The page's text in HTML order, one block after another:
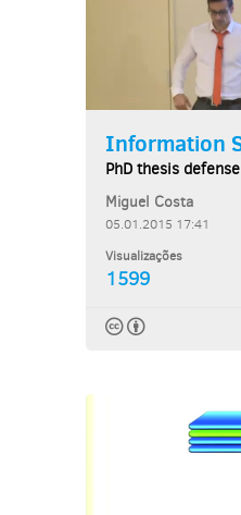
PhD thesis defense
Miguel Costa
05.01.2015 17:41
Visualizações
1599